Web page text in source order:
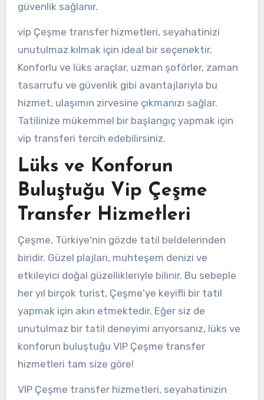
güvenlik sağlanır.
vip Çeşme transfer hizmetleri, seyahatinizi
unutulmaz kılmak için ideal bir seçenektir.
Konforlu ve lüks araçlar, uzman şoförler, zaman
tasarrufu ve güvenlik gibi avantajlarıyla bu
hizmet, ulaşımın zirvesine çıkmanızı sağlar.
Tatilinize mükemmel bir başlangıç yapmak için
vip transferi tercih edebilirsiniz.
Lüks ve Konforun
Buluştuğu Vip Çeşme
Transfer Hizmetleri
Çeşme, Türkiye'nin gözde tatil beldelerinden
biridir. Güzel plajları, muhteşem denizi ve
etkileyici doğal güzellikleriyle bilinir. Bu sebeple
her yıl birçok turist, Çeşme'ye keyifli bir tatil
yapmak için akın etmektedir. Eğer siz de
unutulmaz bir tatil deneyimi arıyorsanız, lüks ve
konforun buluştuğu VIP Çeşme transfer
hizmetleri tam size göre!
VIP Çeşme transfer hizmetleri, seyahatinizin